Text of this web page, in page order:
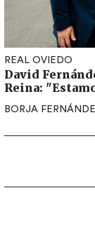
REAL OVIEDO
David
Reina:
BORJA